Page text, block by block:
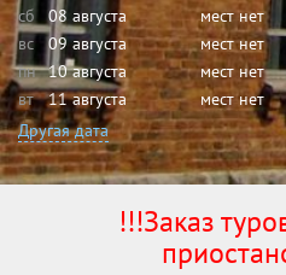
сб
08 августа
мест нет
вс
09 августа
мест нет
пн 10 августа
мест нет
вт
11 августа
мест нет
Другая дата
!!!Заказ